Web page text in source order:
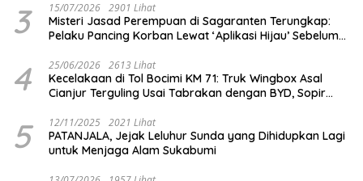
3 15/07/2026 2901 Lihat
Misteri Jasad Perempuan di Sagaranten Terungkap:
Pelaku Pancing Korban Lewat ‘Aplikasi Hijau’ Sebelum
4 25/06/2026 2613 Lihat
Kecelakaan di Tol Bocimi KM 71: Truk Wingbox Asal
Cianjur Terguling Usai Tabrakan dengan BYD, Sopir
5 12/11/2025 2021 Lihat
PATANJALA, Jejak Leluhur Sunda yang Dihidupkan Lagi
untuk Menjaga Alam Sukabumi